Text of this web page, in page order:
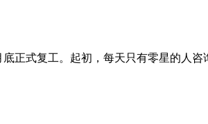
正式复工。起初，每天只有零星的人咨